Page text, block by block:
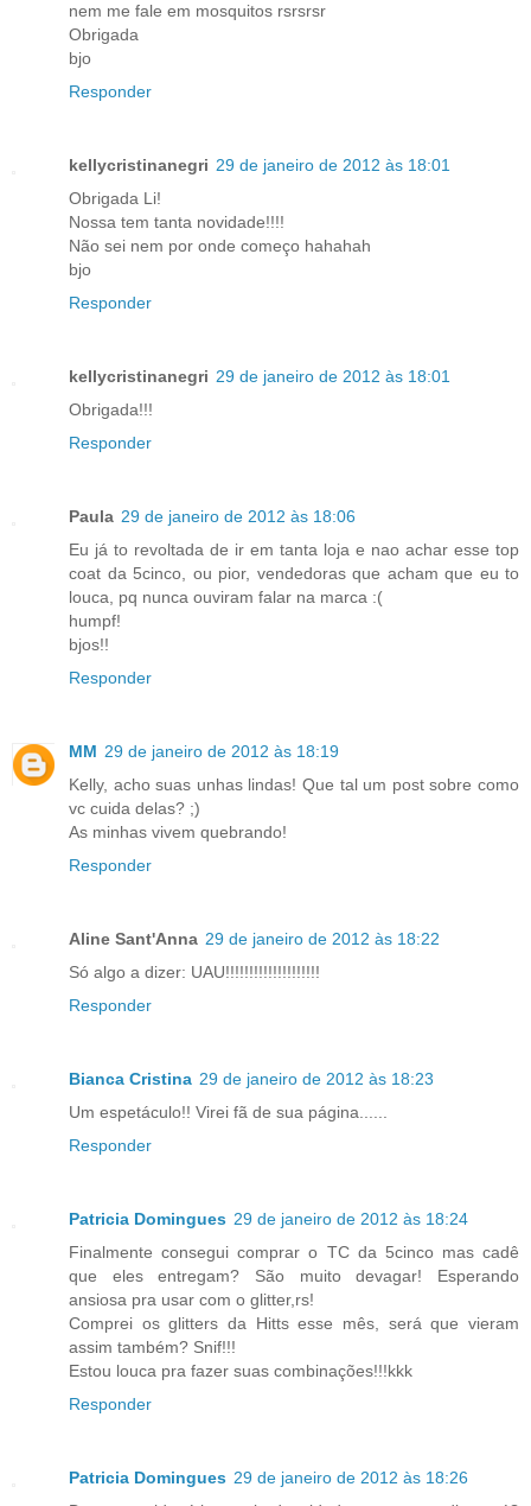
nem me fale em mosquitos rsrsrsr
Obrigada
bjo
Responder
kellycristinanegri 29 de janeiro de 2012 às 18:01
Obrigada Li!
Nossa tem tanta novidade!!!!
Não sei nem por onde começo hahahah
bjo
Responder
kellycristinanegri 29 de janeiro de 2012 às 18:01
Obrigada!!!
Responder
Paula 29 de janeiro de 2012 às 18:06
Eu já to revoltada de ir em tanta loja e nao achar esse top
coat da 5cinco, ou pior, vendedoras que acham que eu to
louca, pq nunca ouviram falar na marca :(
humpf!
bjos!!
Responder
MM 29 de janeiro de 2012 às 18:19
Kelly, acho suas unhas lindas! Que tal um post sobre como
vc cuida delas? ;)
As minhas vivem quebrando!
Responder
Aline Sant'Anna 29 de janeiro de 2012 às 18:22
Só algo a dizer: UAU!!!!!!!!!!!!!!!!!!!!
Responder
Bianca Cristina 29 de janeiro de 2012 às 18:23
Um espetáculo!! Virei fã de sua página......
Responder
Patricia Domingues 29 de janeiro de 2012 às 18:24
Finalmente consegui comprar o TC da 5cinco mas cadê
que eles entregam? São muito devagar! Esperando
ansiosa pra usar com o glitter,rs!
Comprei os glitters da Hitts esse mês, será que vieram
assim também? Snif!!!
Estou louca pra fazer suas combinações!!!kkk
Responder
Patricia Domingues 29 de janeiro de 2012 às 18:26